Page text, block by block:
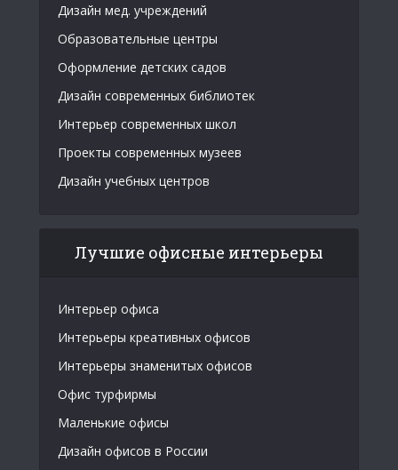
Дизайн мед. учреждений
Образовательные центры
Оформление детских садов
Дизайн современных библиотек
Интерьер современных школ
Проекты современных музеев
Дизайн учебных центров
Лучшие офисные интерьеры
Интерьер офиса
Интерьеры креативных офисов
Интерьеры знаменитых офисов
Офис турфирмы
Маленькие офисы
Дизайн офисов в России